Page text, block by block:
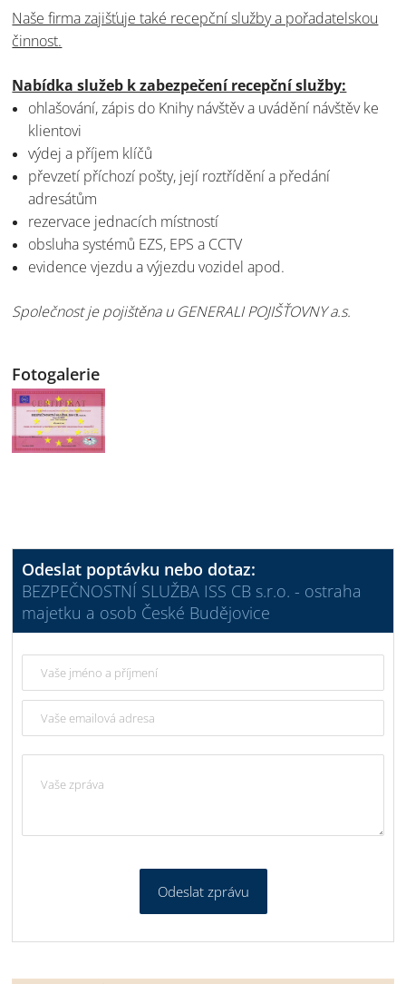
Naše firma zajišťuje také recepční služby a pořadatelskou
činnost.
Nabídka služeb k zabezpečení recepční služby:
ohlašování, zápis do Knihy návštěv a uvádění návštěv ke
klientovi
výdej a příjem klíčů
převzetí příchozí pošty, její roztřídění a předání
adresátům
rezervace jednacích místností
obsluha systémů EZS, EPS a CCTV
evidence vjezdu a výjezdu vozidel apod.
Společnost je pojištěna u GENERALI POJIŠŤOVNY a.s.
Fotogalerie
Odeslat poptávku nebo dotaz:
BEZPEČNOSTNÍ SLUŽBA ISS CB s.r.o. - ostraha
majetku a osob České Budějovice
Odeslat zprávu